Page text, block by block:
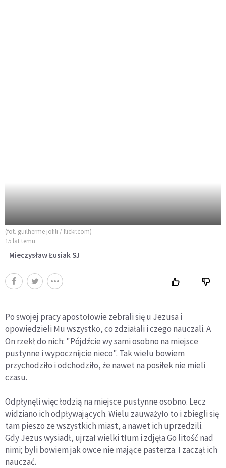
(fot. guilherme jofili / flickr.com)
15 lat temu
Mieczysław Łusiak SJ
Po swojej pracy apostołowie zebrali się u Jezusa i
opowiedzieli Mu wszystko, co zdziałali i czego nauczali. A
On rzekł do nich: "Pójdźcie wy sami osobno na miejsce
pustynne i wypocznijcie nieco". Tak wielu bowiem
przychodziło i odchodziło, że nawet na posiłek nie mieli
czasu.
Odpłynęli więc łodzią na miejsce pustynne osobno. Lecz
widziano ich odpływających. Wielu zauważyło to i zbiegli się
tam pieszo ze wszystkich miast, a nawet ich uprzedzili.
Gdy Jezus wysiadł, ujrzał wielki tłum i zdjęła Go litość nad
nimi; byli bowiem jak owce nie mające pasterza. I zaczął ich
nauczać.